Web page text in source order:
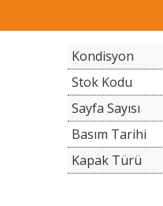
Kondisyon
Stok Kodu
Sayfa Sayısı
Basım Tarihi
Kapak Türü